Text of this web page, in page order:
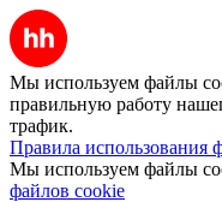
Мы используем файлы
правильную работу
трафик.
Правила использования
Мы используем файлы
файлов cookie